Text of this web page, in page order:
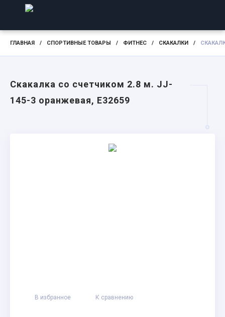
ГЛАВНАЯ / СПОРТИВНЫЕ ТОВАРЫ / ФИТНЕС / СКАКАЛКИ /
Скакалка со счетчиком 2.8 м. JJ-
145-3 оранжевая, E32659
В избранное К сравнению